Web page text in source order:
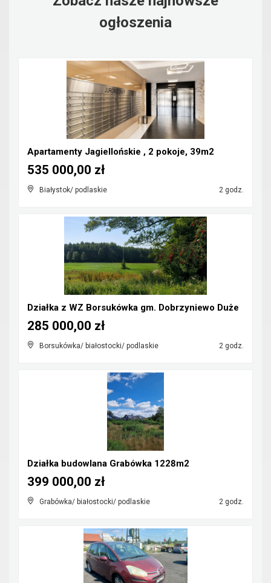
ogłoszenia
Apartamenty Jagiellońskie , 2 pokoje, 39m2
Białystok/ podlaskie 2 godz.
535 000,00 zł
Działka z WZ Borsukówka gm. Dobrzyniewo Duże
Borsukówka/ białostocki/ podlaskie 2 godz.
285 000,00 zł
Działka budowlana Grabówka 1228m2
Grabówka/ białostocki/ podlaskie 2 godz.
399 000,00 zł